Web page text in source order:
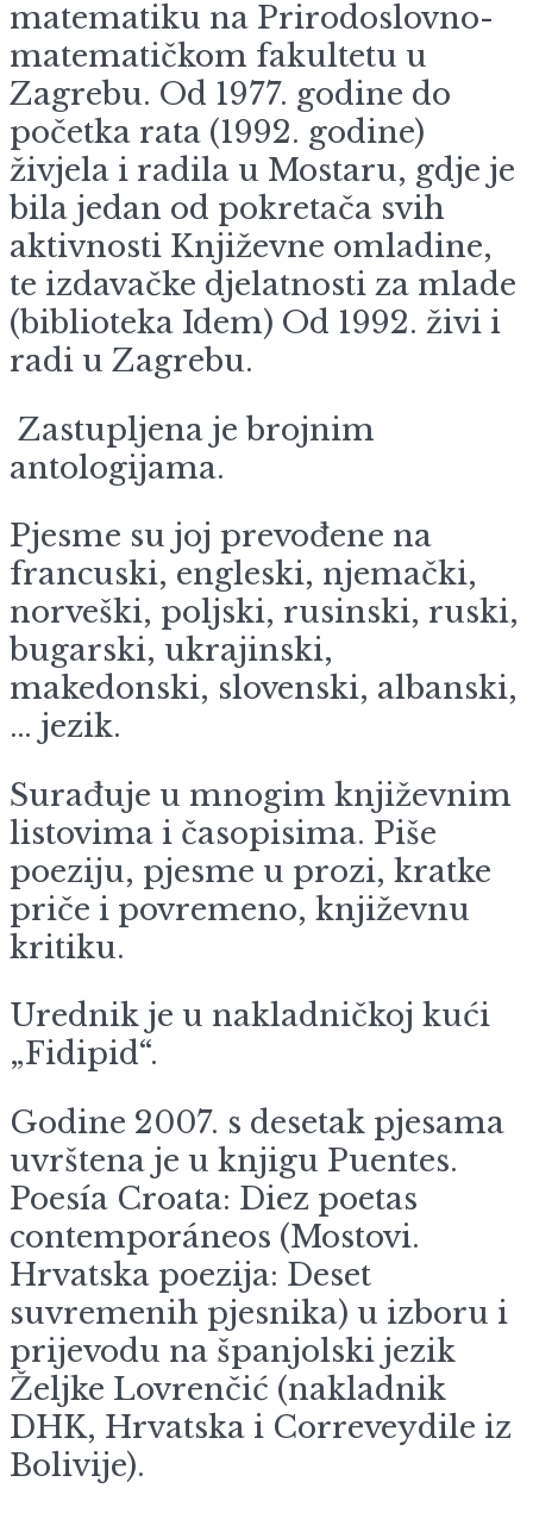
matematiku na Prirodoslovno-
matematičkom fakultetu u
Zagrebu. Od 1977. godine do
početka rata (1992. godine)
živjela i radila u Mostaru, gdje je
bila jedan od pokretača svih
aktivnosti Književne omladine,
te izdavačke djelatnosti za mlade
(biblioteka Idem) Od 1992. živi i
radi u Zagrebu.
Zastupljena je brojnim
antologijama.
Pjesme su joj prevođene na
francuski, engleski, njemački,
norveški, poljski, rusinski, ruski,
bugarski, ukrajinski,
makedonski, slovenski, albanski,
… jezik.
Surađuje u mnogim književnim
listovima i časopisima. Piše
poeziju, pjesme u prozi, kratke
priče i povremeno, književnu
kritiku.
Urednik je u nakladničkoj kući
„Fidipid“.
Godine 2007. s desetak pjesama
uvrštena je u knjigu Puentes.
Poesía Croata: Diez poetas
contemporáneos (Mostovi.
Hrvatska poezija: Deset
suvremenih pjesnika) u izboru i
prijevodu na španjolski jezik
Željke Lovrenčić (nakladnik
DHK, Hrvatska i Correveydile iz
Bolivije).